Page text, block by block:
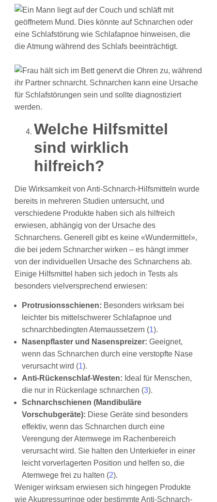
Welche Hilfsmittel
sind wirklich
hilfreich?
Die Wirksamkeit von Anti-Schnarch-Hilfsmitteln wurde
bereits in mehreren Studien untersucht, und
verschiedene Produkte haben sich als hilfreich
erwiesen, abhängig von der Ursache des
Schnarchens. Generell gibt es keine «Wundermittel»,
die bei jedem Schnarcher wirken – es hängt immer
von der individuellen Ursache des Schnarchens ab.
Einige Hilfsmittel haben sich jedoch in Tests als
besonders vielversprechend erwiesen:
Protrusionsschienen: Besonders wirksam bei
leichter bis mittelschwerer Schlafapnoe und
schnarchbedingten Atemaussetzern (1).
Nasenpflaster und Nasenspreizer: Geeignet,
wenn das Schnarchen durch eine verstopfte Nase
verursacht wird (1).
Anti-Rückenschlaf-Westen: Ideal für Menschen,
die nur in Rückenlage schnarchen (3).
Schnarchschienen (Mandibuläre
Vorschubgeräte): Diese Geräte sind besonders
effektiv, wenn das Schnarchen durch eine
Verengung der Atemwege im Rachenbereich
verursacht wird. Sie halten den Unterkiefer in einer
leicht vorverlagerten Position und helfen so, die
Atemwege frei zu halten (2).
Weniger wirksam erwiesen sich hingegen Produkte
wie Akupressurringe oder bestimmte Anti-Schnarch-